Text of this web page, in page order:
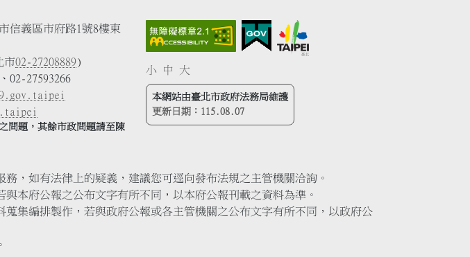
信義區市府路1號8樓東
市02-27208889)
02-27593266
問題，其餘市政問題請至陳
小 中 大
本網站由臺北市政府法務局維護
更新日期： 115.08.07
，如有法律上的疑義，建議您可逕向發布法規之主管機關洽詢。
本府公報之公布文字有所不同，以本府公報刊載之資料為準。
集編排製作，若與政府公報或各主管機關之公布文字有所不同，以政府公